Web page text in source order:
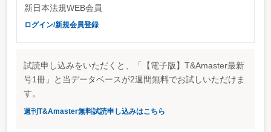
東京都の路線価が最も高かったのは平成４年分の36,500千円。１５年分は
横浜市や千葉市の下落率はそれ以上で、横浜市はピーク時（平成４年分）の１
新日本法規WEB会員
ログイン/新規会員登録
試読申し込みをいただくと、「【電子版】T&Amaster最新
号1冊」と当データベースが2週間無料でお試しいただけま
す。
週刊T&Amaster無料試読申し込みはこちら